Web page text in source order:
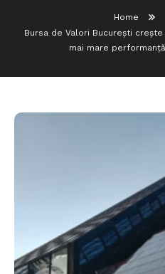
Home
Bursa de Valori București crește
mai mare